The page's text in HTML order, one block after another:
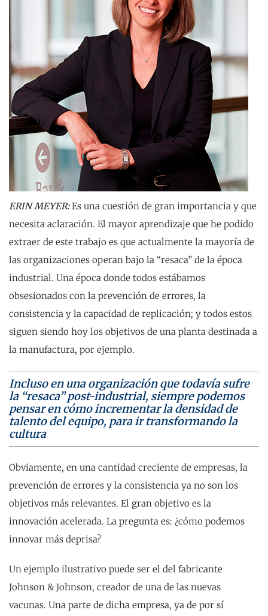
ERIN MEYER:Es una cuestión de gran importancia y que
necesita aclaración. El mayor aprendizaje que he podido
extraer de este trabajo es que actualmente la mayoría de
las organizaciones operan bajo la “resaca” de la época
industrial. Una época donde todos estábamos
obsesionados con la prevención de errores, la
consistencia y la capacidad de replicación; y todos estos
siguen siendo hoy los objetivos de una planta destinada a
la manufactura, por ejemplo.
Incluso en una organización que todavía sufre
la “resaca” post-industrial, siempre podemos
pensar en cómo incrementar la densidad de
talento del equipo, para ir transformando la
cultura
Obviamente, en una cantidad creciente de empresas, la
prevención de errores y la consistencia ya no son los
objetivos más relevantes. El gran objetivo es la
innovación acelerada. La pregunta es: ¿cómo podemos
innovar más deprisa?
Un ejemplo ilustrativo puede ser el del fabricante
Johnson & Johnson, creador de una de las nuevas
vacunas. Una parte de dicha empresa, ya de por sí